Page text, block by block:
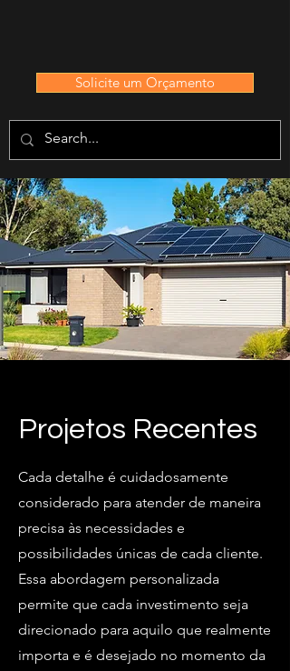
Solicite um Orçamento
Projetos Recentes
Cada detalhe é cuidadosamente
considerado para atender de maneira
precisa às necessidades e
possibilidades únicas de cada cliente.
Essa abordagem personalizada
permite que cada investimento seja
direcionado para aquilo que realmente
importa e é desejado no momento da